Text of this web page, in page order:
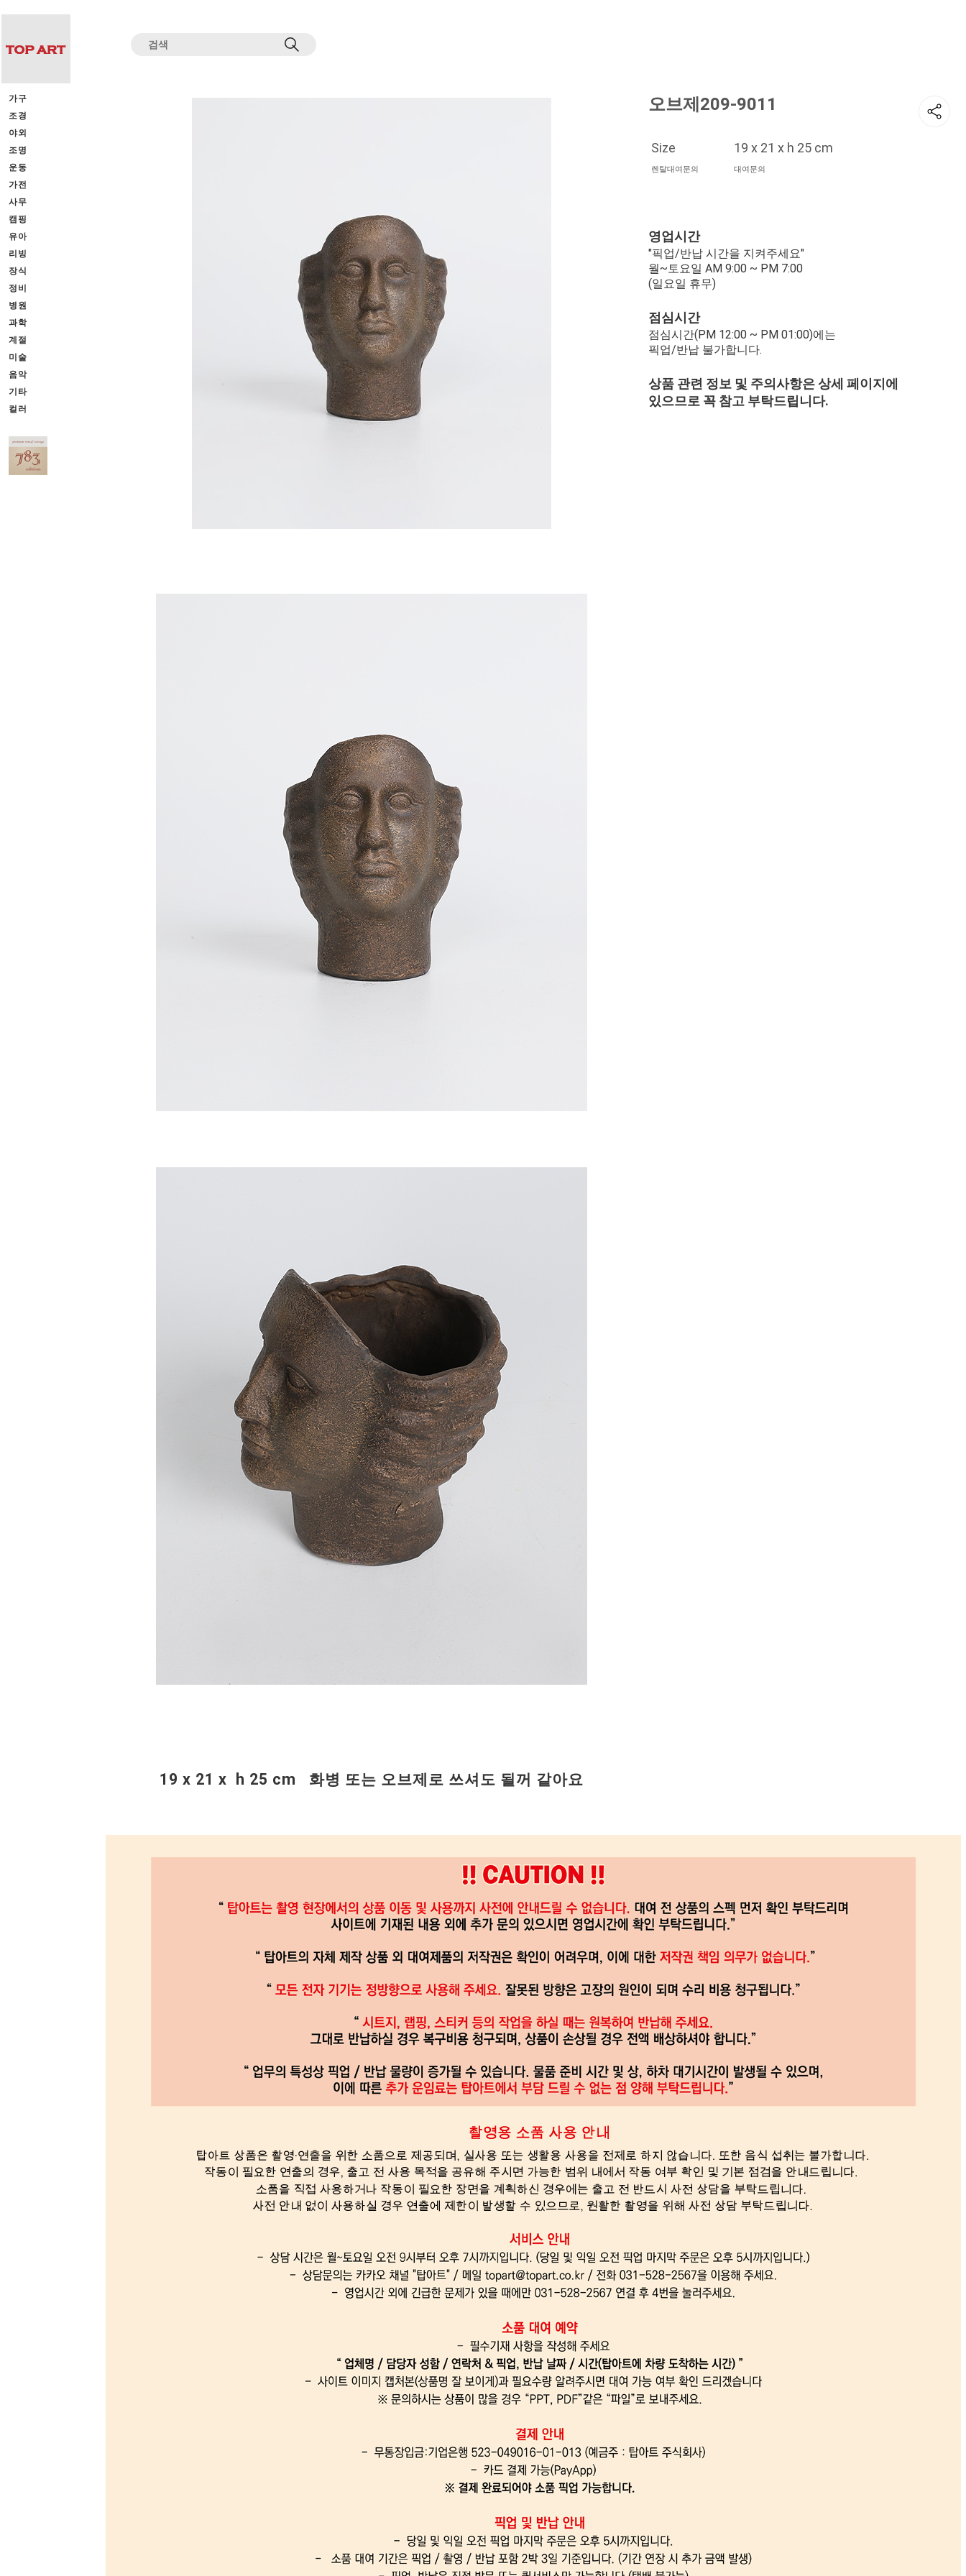
19 x 21 x h 25 cm 화병 또는 오브제로 쓰셔도 될꺼 같아요
오브제209-9011
Size 19 x 21 x h 25 cm
렌탈대여문의 대여문의
영업시간
"픽업/반납 시간을 지켜주세요"
월~토요일 AM 9:00 ~ PM 7:00
(일요일 휴무)
점심시간
점심시간(PM 12:00 ~ PM 01:00)에는
픽업/반납 불가합니다.
상품 관련 정보 및 주의사항은 상세 페이지에
있으므로 꼭 참고 부탁드립니다.
가구
조경
야외
조명
운동
가전
사무
캠핑
유아
리빙
장식
정비
병원
과학
계절
미술
음악
기타
컬러